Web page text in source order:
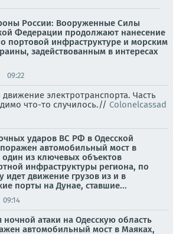
России: Вооруженные Силы
Федерации продолжают нанесение
портовой инфраструктуре и морским
задействованным в интересах
09:22
электротранспорта. Часть
что-то случилось.// Colonelcassad
ударов ВС РФ в Одесской
автомобильный мост в
из ключевых объектов
инфраструктуры региона, по
идет движение грузов из и в
порты на Дунае, ставшие...
09:14
ночной атаки на Одесскую область
автомобильный мост в Маяках,